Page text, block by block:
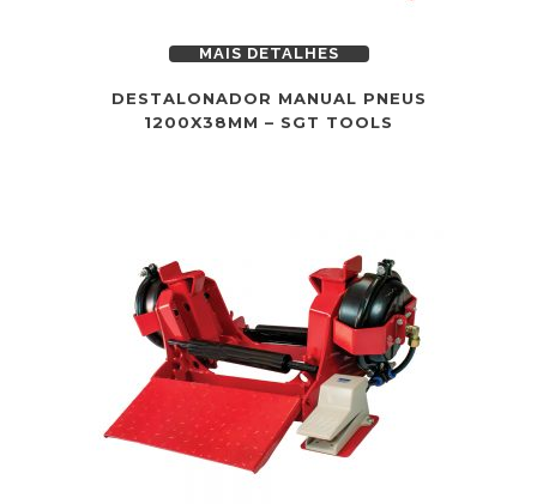
MAIS DETALHES
DESTALONADOR MANUAL PNEUS
1200X38MM – SGT TOOLS